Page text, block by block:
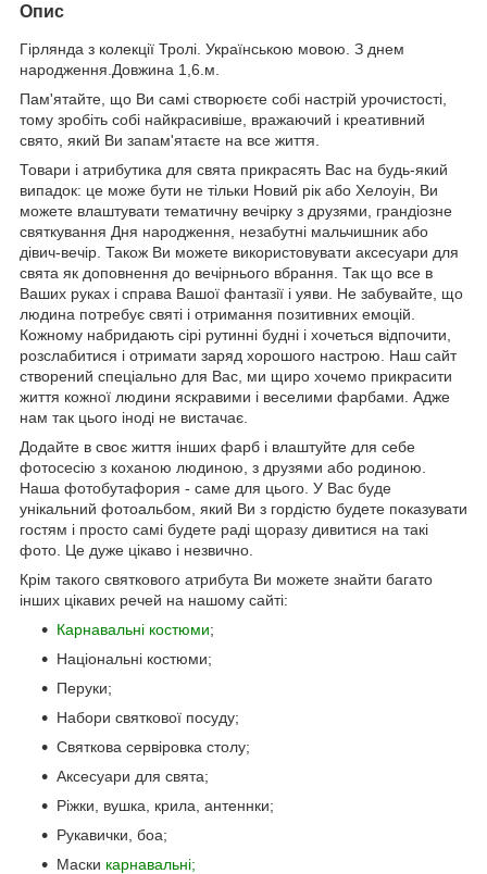
Опис
Гірлянда з колекції Тролі. Українською мовою. З днем
народження.Довжина 1,6.м.
Пам'ятайте, що Ви самі створюєте собі настрій урочистості,
тому зробіть собі найкрасивіше, вражаючий і креативний
свято, який Ви запам'ятаєте на все життя.
Товари і атрибутика для свята прикрасять Вас на будь-який
випадок: це може бути не тільки Новий рік або Хелоуін, Ви
можете влаштувати тематичну вечірку з друзями, грандіозне
святкування Дня народження, незабутні мальчишник або
дівич-вечір. Також Ви можете використовувати аксесуари для
свята як доповнення до вечірнього вбрання. Так що все в
Ваших руках і справа Вашої фантазії і уяви. Не забувайте, що
людина потребує святі і отримання позитивних емоцій.
Кожному набридають сірі рутинні будні і хочеться відпочити,
розслабитися і отримати заряд хорошого настрою. Наш сайт
створений спеціально для Вас, ми щиро хочемо прикрасити
життя кожної людини яскравими і веселими фарбами. Адже
нам так цього іноді не вистачає.
Додайте в своє життя інших фарб і влаштуйте для себе
фотосесію з коханою людиною, з друзями або родиною.
Наша фотобутафория - саме для цього. У Вас буде
унікальний фотоальбом, який Ви з гордістю будете показувати
гостям і просто самі будете раді щоразу дивитися на такі
фото. Це дуже цікаво і незвично.
Крім такого святкового атрибута Ви можете знайти багато
інших цікавих речей на нашому сайті:
Карнавальні костюми;
Національні костюми;
Перуки;
Набори святкової посуду;
Святкова сервіровка столу;
Аксесуари для свята;
Ріжки, вушка, крила, антеннки;
Рукавички, боа;
Маски карнавальні;